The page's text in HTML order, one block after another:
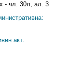
- чл. 30л, ал. 3
акт: